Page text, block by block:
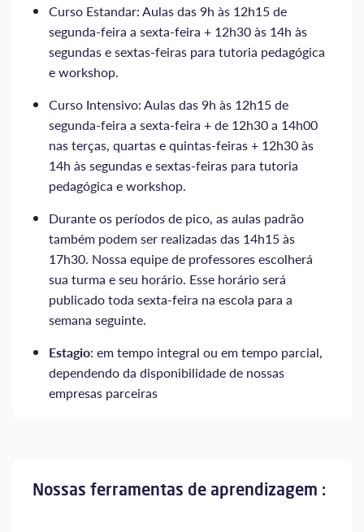
Curso Estandar: Aulas das 9h às 12h15 de
segunda-feira a sexta-feira + 12h30 às 14h às
segundas e sextas-feiras para tutoria pedagógica
e workshop.
Curso Intensivo: Aulas das 9h às 12h15 de
segunda-feira a sexta-feira + de 12h30 a 14h00
nas terças, quartas e quintas-feiras + 12h30 às
14h às segundas e sextas-feiras para tutoria
pedagógica e workshop.
Durante os períodos de pico, as aulas padrão
também podem ser realizadas das 14h15 às
17h30. Nossa equipe de professores escolherá
sua turma e seu horário. Esse horário será
publicado toda sexta-feira na escola para a
semana seguinte.
Estagio: em tempo integral ou em tempo parcial,
dependendo da disponibilidade de nossas
empresas parceiras
Nossas ferramentas de aprendizagem :